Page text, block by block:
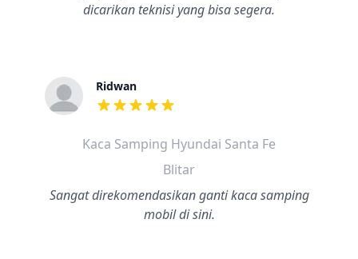
dicarikan teknisi yang bisa segera.
Ridwan
dari ulasan adalah bintang lima
Kaca Samping Hyundai Santa Fe
Blitar
Sangat direkomendasikan ganti kaca samping
mobil di sini.